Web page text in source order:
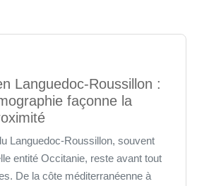
Languedoc-Roussillon :
façonne la
Languedoc-Roussillon, souvent
entité Occitanie, reste avant tout
De la côte méditerranéenne à